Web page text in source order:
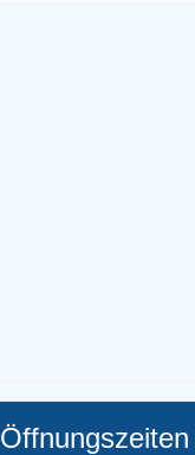
Öffnungszeiten